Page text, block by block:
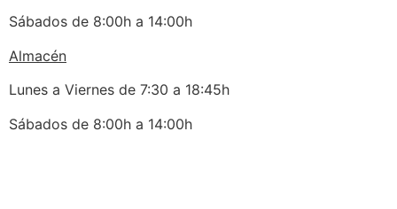
Sábados de 8:00h a 14:00h
Almacén
Lunes a Viernes de 7:30 a 18:45h
Sábados de 8:00h a 14:00h